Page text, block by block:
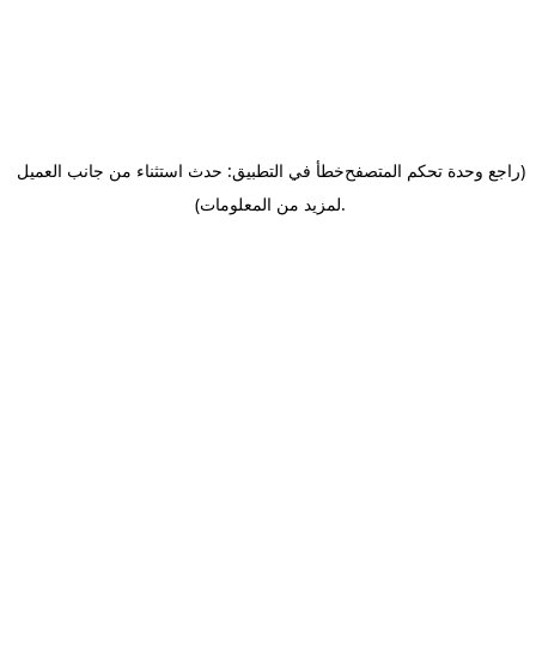
خطأ في التطبيق: حدث استثناء من جانب العميل(راجع وحدة تحكم المتصفح
لمزيد من المعلومات).